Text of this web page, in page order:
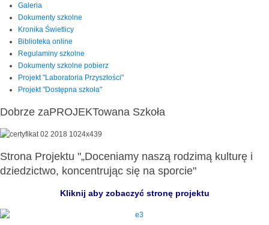
Galeria
Dokumenty szkolne
Kronika Świetlicy
Biblioteka online
Regulaminy szkolne
Dokumenty szkolne pobierz
Projekt "Laboratoria Przyszłości"
Projekt "Dostępna szkoła"
Dobrze zaPROJEKTowana Szkoła
Strona Projektu "„Doceniamy naszą rodzimą kulturę i
dziedzictwo, koncentrując się na sporcie"
Kliknij aby zobaczyć stronę projektu